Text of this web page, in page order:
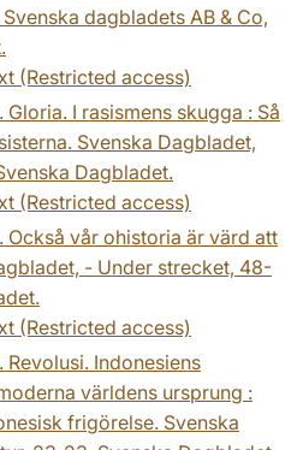
dagbladets AB & Co,
(Restricted access)
I rasismens skugga : Så
Svenska Dagbladet,
Dagbladet.
(Restricted access)
Också vår ohistoria är värd att
- Under strecket, 48-
(Restricted access)
Indonesiens
världens ursprung :
frigörelse. Svenska